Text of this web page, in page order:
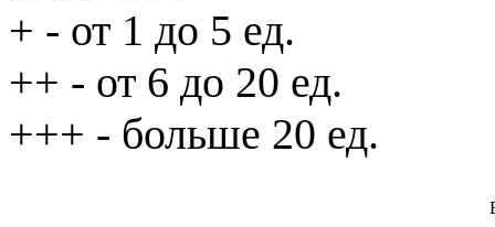
+ - от 1 до 5 ед.
++ - от 6 до 20 ед.
+++ - больше 20 ед.